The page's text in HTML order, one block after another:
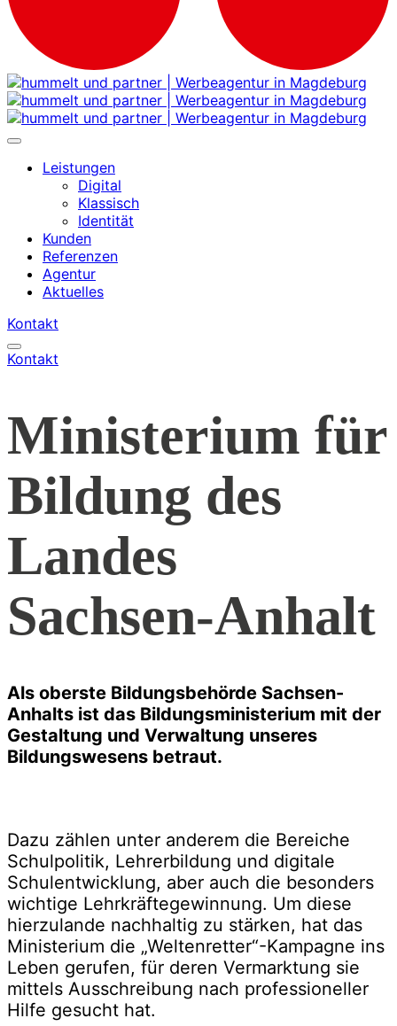
Leistungen
Digital
Klassisch
Identität
Kunden
Referenzen
Agentur
Aktuelles
Kontakt
Kontakt
Ministerium für
Bildung des
Landes
Sachsen-Anhalt
Als oberste Bildungsbehörde Sachsen-
Anhalts ist das Bildungsministerium mit der
Gestaltung und Verwaltung unseres
Bildungswesens betraut.
Dazu zählen unter anderem die Bereiche
Schulpolitik, Lehrerbildung und digitale
Schulentwicklung, aber auch die besonders
wichtige Lehrkräftegewinnung. Um diese
hierzulande nachhaltig zu stärken, hat das
Ministerium die „Weltenretter“-Kampagne ins
Leben gerufen, für deren Vermarktung sie
mittels Ausschreibung nach professioneller
Hilfe gesucht hat.